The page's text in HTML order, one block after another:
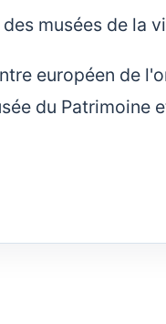
musées de la
européen de
du Patrimoine